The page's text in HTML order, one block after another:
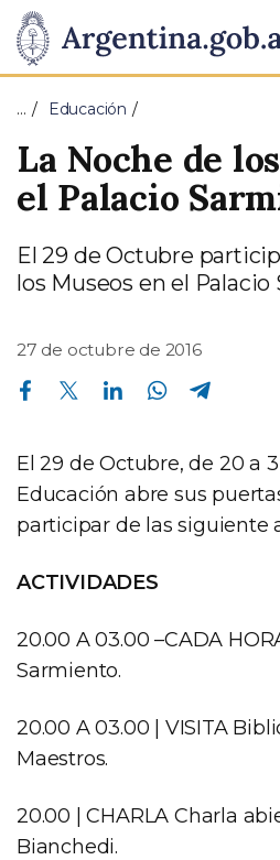
Presidencia
de
la
Nación
Pasar al contenido principal
… Educación
La Noche de
el Palacio
El 29 de Octubre
los Museos en el
27 de octubre de 2016
Compartir en Facebook Compartir en Twitter Compartir en Linkedin Compartir en Whatsapp
El 29 de Octubre, de 20 a
Educación abre sus
participar de las siguiente
ACTIVIDADES
20.00 A 03.00 –CADA
Sarmiento.
20.00 A 03.00 | VISITA
Maestros.
20.00 | CHARLA Charla
Bianchedi.